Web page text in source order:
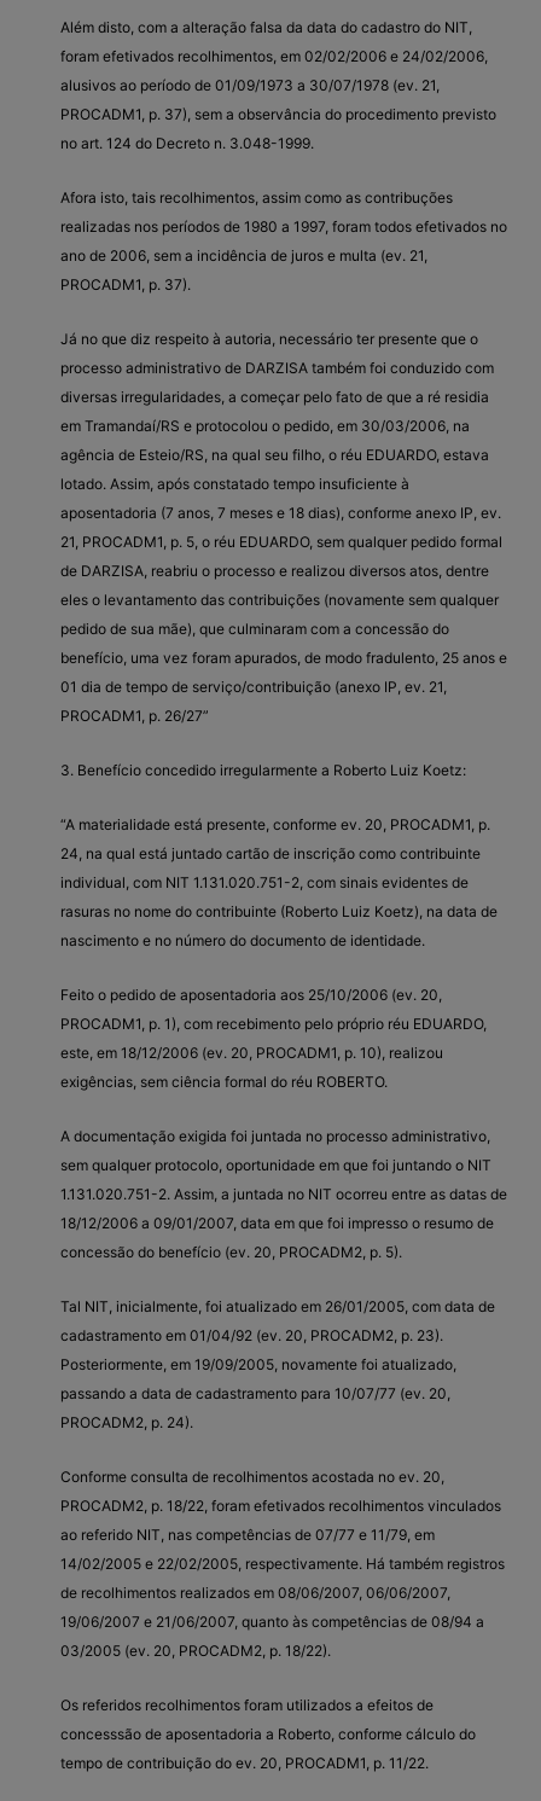
Além disto, com a alteração falsa da data do cadastro do NIT,
foram efetivados recolhimentos, em 02/02/2006 e 24/02/2006,
alusivos ao período de 01/09/1973 a 30/07/1978 (ev. 21,
PROCADM1, p. 37), sem a observância do procedimento previsto
no art. 124 do Decreto n. 3.048-1999.
Afora isto, tais recolhimentos, assim como as contribuções
realizadas nos períodos de 1980 a 1997, foram todos efetivados no
ano de 2006, sem a incidência de juros e multa (ev. 21,
PROCADM1, p. 37).
Já no que diz respeito à autoria, necessário ter presente que o
processo administrativo de DARZISA também foi conduzido com
diversas irregularidades, a começar pelo fato de que a ré residia
em Tramandaí/RS e protocolou o pedido, em 30/03/2006, na
agência de Esteio/RS, na qual seu filho, o réu EDUARDO, estava
lotado. Assim, após constatado tempo insuficiente à
aposentadoria (7 anos, 7 meses e 18 dias), conforme anexo IP, ev.
21, PROCADM1, p. 5, o réu EDUARDO, sem qualquer pedido formal
de DARZISA, reabriu o processo e realizou diversos atos, dentre
eles o levantamento das contribuições (novamente sem qualquer
pedido de sua mãe), que culminaram com a concessão do
benefício, uma vez foram apurados, de modo fradulento, 25 anos e
01 dia de tempo de serviço/contribuição (anexo IP, ev. 21,
PROCADM1, p. 26/27”
3. Benefício concedido irregularmente a Roberto Luiz Koetz:
“A materialidade está presente, conforme ev. 20, PROCADM1, p.
24, na qual está juntado cartão de inscrição como contribuinte
individual, com NIT 1.131.020.751-2, com sinais evidentes de
rasuras no nome do contribuinte (Roberto Luiz Koetz), na data de
nascimento e no número do documento de identidade.
Feito o pedido de aposentadoria aos 25/10/2006 (ev. 20,
PROCADM1, p. 1), com recebimento pelo próprio réu EDUARDO,
este, em 18/12/2006 (ev. 20, PROCADM1, p. 10), realizou
exigências, sem ciência formal do réu ROBERTO.
A documentação exigida foi juntada no processo administrativo,
sem qualquer protocolo, oportunidade em que foi juntando o NIT
1.131.020.751-2. Assim, a juntada no NIT ocorreu entre as datas de
18/12/2006 a 09/01/2007, data em que foi impresso o resumo de
concessão do benefício (ev. 20, PROCADM2, p. 5).
Tal NIT, inicialmente, foi atualizado em 26/01/2005, com data de
cadastramento em 01/04/92 (ev. 20, PROCADM2, p. 23).
Posteriormente, em 19/09/2005, novamente foi atualizado,
passando a data de cadastramento para 10/07/77 (ev. 20,
PROCADM2, p. 24).
Conforme consulta de recolhimentos acostada no ev. 20,
PROCADM2, p. 18/22, foram efetivados recolhimentos vinculados
ao referido NIT, nas competências de 07/77 e 11/79, em
14/02/2005 e 22/02/2005, respectivamente. Há também registros
de recolhimentos realizados em 08/06/2007, 06/06/2007,
19/06/2007 e 21/06/2007, quanto às competências de 08/94 a
03/2005 (ev. 20, PROCADM2, p. 18/22).
Os referidos recolhimentos foram utilizados a efeitos de
concesssão de aposentadoria a Roberto, conforme cálculo do
tempo de contribuição do ev. 20, PROCADM1, p. 11/22.